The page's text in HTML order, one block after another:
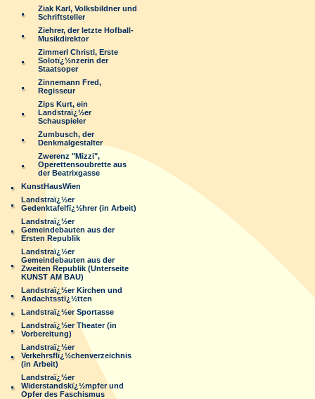
Ziak Karl, Volksbildner und
Schriftsteller
Ziehrer, der letzte Hofball-
Musikdirektor
Zimmerl Christl, Erste
Solotï¿½nzerin der
Staatsoper
Zinnemann Fred,
Regisseur
Zips Kurt, ein
Landstraï¿½er
Schauspieler
Zumbusch, der
Denkmalgestalter
Zwerenz "Mizzi",
Operettensoubrette aus
der Beatrixgasse
KunstHausWien
Landstraï¿½er
Gedenktafelfï¿½hrer (in Arbeit)
Landstraï¿½er
Gemeindebauten aus der
Ersten Republik
Landstraï¿½er
Gemeindebauten aus der
Zweiten Republik (Unterseite
KUNST AM BAU)
Landstraï¿½er Kirchen und
Andachtsstï¿½tten
Landstraï¿½er Sportasse
Landstraï¿½er Theater (in
Vorbereitung)
Landstraï¿½er
Verkehrsflï¿½chenverzeichnis
(in Arbeit)
Landstraï¿½er
Widerstandskï¿½mpfer und
Opfer des Faschismus